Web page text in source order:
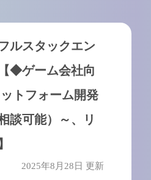
ルスタックエン
◆ゲーム会社向
トフォーム開発
談可能）～、リ
2025年8月28日 更新